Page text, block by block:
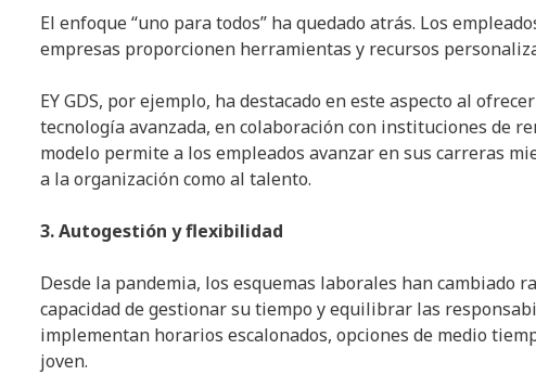
El enfoque “uno para todos” ha quedado atrás. Los
empresas proporcionen herramientas y recursos
EY GDS, por ejemplo, ha destacado en este aspecto al
tecnología avanzada, en colaboración con instituciones de
modelo permite a los empleados avanzar en sus carreras
a la organización como al talento.
3. Autogestión y flexibilidad
Desde la pandemia, los esquemas laborales han cambiado
capacidad de gestionar su tiempo y equilibrar las
implementan horarios escalonados, opciones de medio
joven.